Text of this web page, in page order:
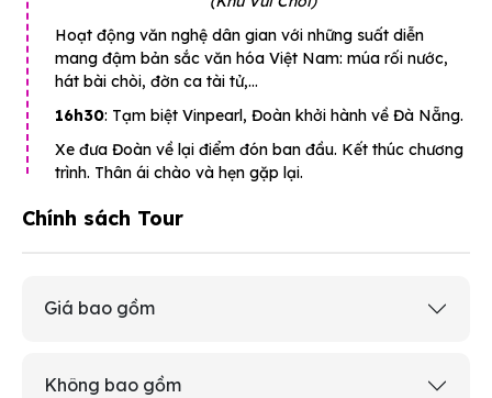
Hoạt động văn nghệ dân gian với những suất diễn
mang đậm bản sắc văn hóa Việt Nam: múa rối nước,
hát bài chòi, đờn ca tài tử,…
16h30: Tạm biệt Vinpearl, Đoàn khởi hành về Đà Nẵng.
Xe đưa Đoàn về lại điểm đón ban đầu. Kết thúc chương
trình. Thân ái chào và hẹn gặp lại.
Chính sách Tour
Giá bao gồm
Không bao gồm